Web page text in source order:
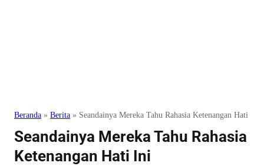
Beranda » Berita » Seandainya Mereka Tahu Rahasia Ketenangan Hati Ini
Seandainya Mereka Tahu Rahasia
Ketenangan Hati Ini